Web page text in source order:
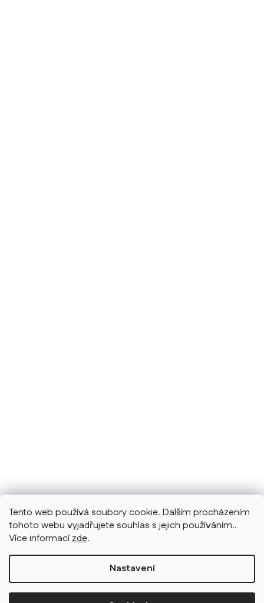
Tento web používá soubory cookie. Dalším procházením
tohoto webu vyjadřujete souhlas s jejich používáním..
Více informacízde.
Nastavení